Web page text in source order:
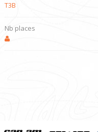
T3B
Nb places